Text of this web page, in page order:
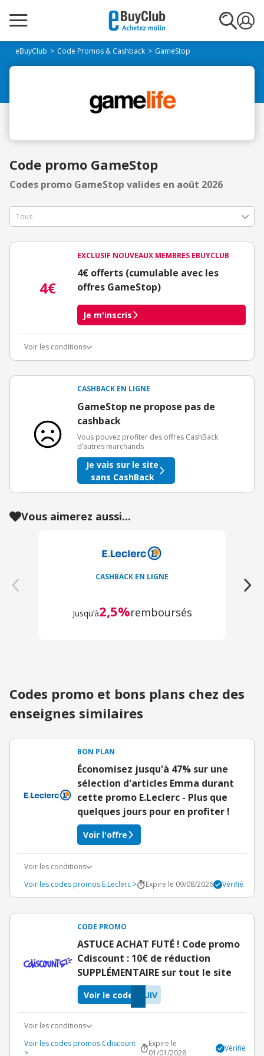
eBuyClub Code Promos & Cashback GameStop
Code promo GameStop
Codes promo GameStop valides en août 2026
4€
EXCLUSIF NOUVEAUX MEMBRES EBUYCLUB
4€ offerts (cumulable avec les
offres GameStop)
Je m'inscris
Voir les conditions
3€ de bienvenue crédités immédiatement + 1€ supplémentaire
Offre réservée à une toute première inscription chez eBuyClub.
CASHBACK EN LIGNE
GameStop ne propose pas de
cashback
Vous pouvez profiter des offres CashBack
d’autres marchands
Je vais sur le site
sans CashBack
Vous aimerez aussi...
CASHBACK EN LIGNE
Jusqu’à2,5%remboursés
Codes promo et bons plans chez des
enseignes similaires
BON PLAN
Économisez jusqu'à 47% sur une
sélection d'articles Emma durant
cette promo E.Leclerc - Plus que
quelques jours pour en profiter !
Voir l'offre
Voir les conditions
Voir les codes promos E.Leclerc >
Expire le 09/08/2026 Vérifié
CODE PROMO
ASTUCE ACHAT FUTÉ ! Code promo
Cdiscount : 10€ de réduction
SUPPLÉMENTAIRE sur tout le site
UIV
Voir le code
Voir les conditions
Voir les codes promos Cdiscount
>
Expire le
01/01/2028
Vérifié